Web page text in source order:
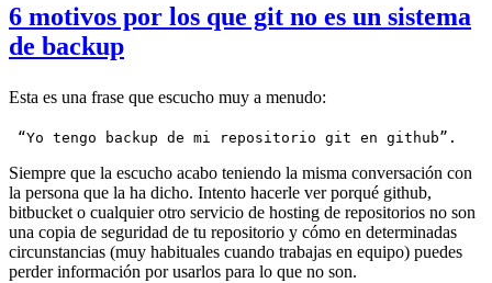
6 motivos por los que git no es un sistema
de backup
Esta es una frase que escucho muy a menudo:
“Yo tengo backup de mi repositorio git en github”.
Siempre que la escucho acabo teniendo la misma conversación con
la persona que la ha dicho. Intento hacerle ver porqué github,
bitbucket o cualquier otro servicio de hosting de repositorios no son
una copia de seguridad de tu repositorio y cómo en determinadas
circunstancias (muy habituales cuando trabajas en equipo) puedes
perder información por usarlos para lo que no son.